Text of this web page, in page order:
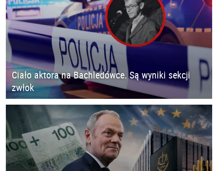
Ciało aktora na Bachledówce. Są wyniki sekcji
zwłok